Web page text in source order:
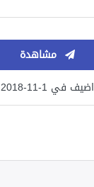
مشاهدة
اضيف في 1-11-2018